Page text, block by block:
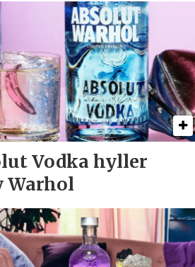
Vodka hyller
Warhol